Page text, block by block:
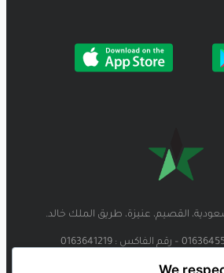
القصيم، عنيزة، طريق الملك خالد.
We